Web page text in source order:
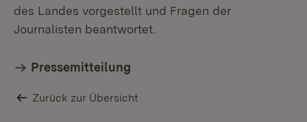
des Landes vorgestellt und Fragen der
Journalisten beantwortet.
Pressemitteilung
Zurück zur Übersicht